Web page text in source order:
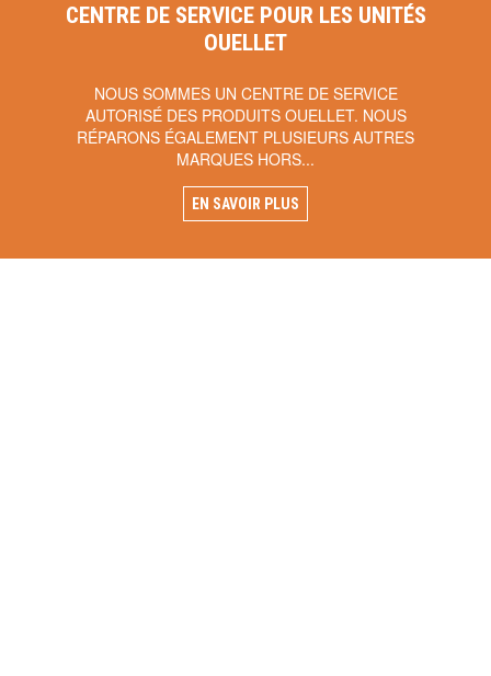
CENTRE DE SERVICE POUR LES UNITÉS
OUELLET
NOUS SOMMES UN CENTRE DE SERVICE
AUTORISÉ DES PRODUITS OUELLET. NOUS
RÉPARONS ÉGALEMENT PLUSIEURS AUTRES
MARQUES HORS...
EN SAVOIR PLUS